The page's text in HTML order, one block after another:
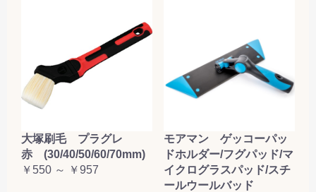
大塚刷毛 プラグレ
赤 (30/40/50/60/70mm)
￥550 ～ ￥957
モアマン ゲッコーパッ
ドホルダー/フグパッド/マ
イクログラスパッド/スチ
ールウールバッド